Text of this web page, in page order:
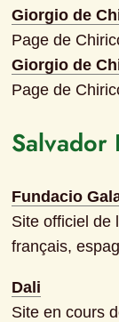
Giorgio de
Page de
Giorgio de
Page de
Salvador
Fundacio
Site officiel de
français,
Dali
Site en cours